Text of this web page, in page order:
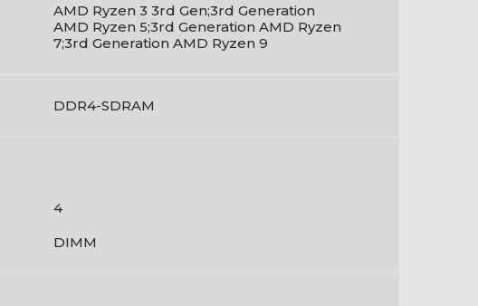
AMD Ryzen 3 3rd Gen;3rd Generation
AMD Ryzen 5;3rd Generation AMD Ryzen
7;3rd Generation AMD Ryzen 9
DDR4-SDRAM
4
DIMM